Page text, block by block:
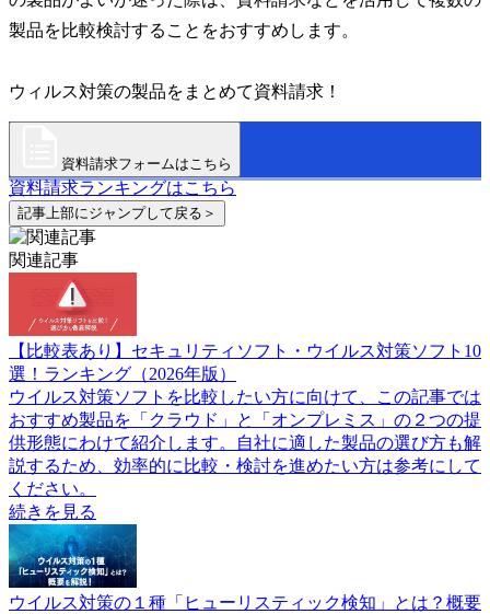
製品を比較検討することをおすすめします。
ウィルス対策の製品をまとめて資料請求！
資料請求フォームはこちら
資料請求ランキングはこちら
記事上部にジャンプして戻る＞
関連記事
【比較表あり】セキュリティソフト・ウイルス対策ソフト10
選！ランキング（2026年版）
ウイルス対策ソフトを比較したい方に向けて、この記事では
おすすめ製品を「クラウド」と「オンプレミス」の２つの提
供形態にわけて紹介します。自社に適した製品の選び方も解
説するため、効率的に比較・検討を進めたい方は参考にして
ください。
続きを見る
ウイルス対策の１種「ヒューリスティック検知」とは？概要